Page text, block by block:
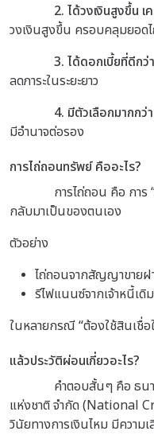
2. ได้วงเงินสูงขึ้น เ
วงเงินสูงขึ้น ครอบคลุมยอด
3. ได้ดอกเบี้ยที่ดีกว่า
ลดภาระในระยะยาว
4. มีตัวเลือกมากกว่า
มีอำนาจต่อรอง
การไถ่ถอนทรัพย์ คืออะไร?
การไถ่ถอน คือ การ
กลับมาเป็นของตนเอง
ตัวอย่าง
ไถ่ถอนจากสัญญาขายฝ
รีไฟแนนซ์จากเจ้าหนี้เดิ
ในหลายกรณี “ต้องใช้สินเชื่อ
แล้วประวัติผ่อนเกี่ยวอะไร?
คำตอบสั้นๆ คือ ธน
แห่งชาติ จำกัด (National
วินัยทางการเงินไหม มีความ